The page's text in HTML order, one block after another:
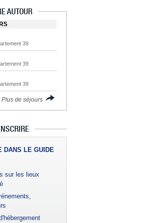
AUTOUR
39
39
39
Plus de séjours
DANS LE GUIDE
sur les lieux